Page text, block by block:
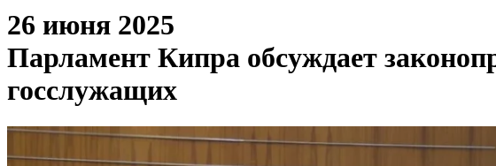
26 июня 2025
Парламент Кипра обсуждает
госслужащих